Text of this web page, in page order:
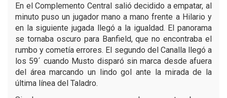
En el Complemento Central salió decidido a empatar, al
minuto puso un jugador mano a mano frente a Hilario y
en la siguiente jugada llegó a la igualdad. El panorama
se tornaba oscuro para Banfield, que no encontraba el
rumbo y cometía errores. El segundo del Canalla llegó a
los 59´ cuando Musto disparó sin marca desde afuera
del área marcando un lindo gol ante la mirada de la
última línea del Taladro.